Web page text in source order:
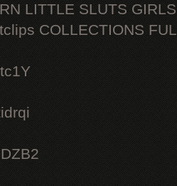
LITTLE SLUTS
COLLECTIONS